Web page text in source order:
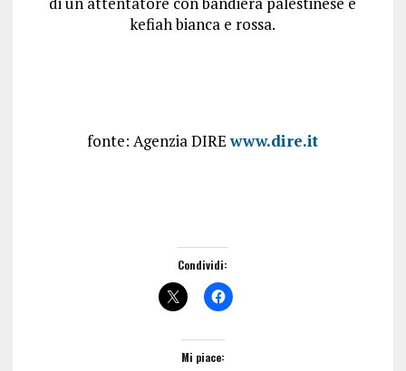
kefiah bianca e rossa.
fonte: Agenzia DIREwww.dire.it
Condividi:
Mi piace: